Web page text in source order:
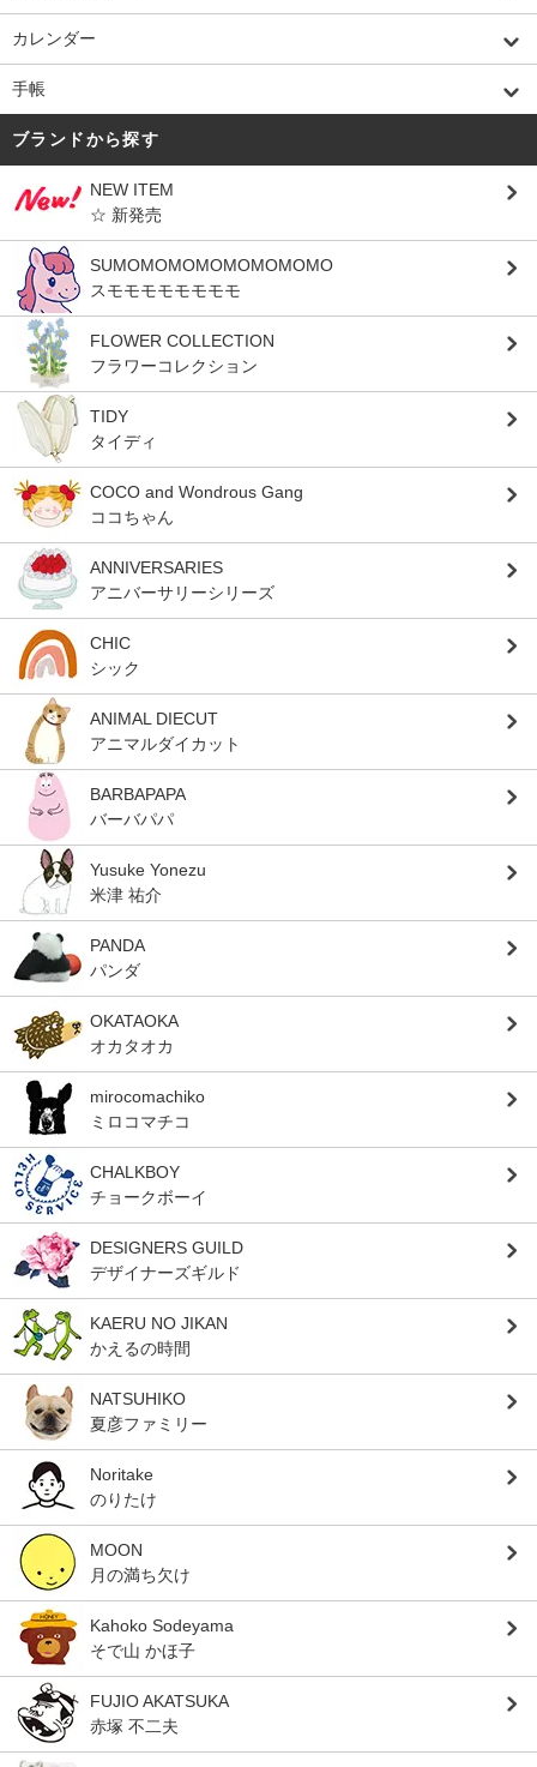
カレンダー
手帳
ブランドから探す
NEW ITEM
☆ 新発売
SUMOMOMOMOMOMOMOMO
スモモモモモモモモ
FLOWER COLLECTION
フラワーコレクション
TIDY
タイディ
COCO and Wondrous Gang
ココちゃん
ANNIVERSARIES
アニバーサリーシリーズ
CHIC
シック
ANIMAL DIECUT
アニマルダイカット
BARBAPAPA
バーバパパ
Yusuke Yonezu
米津 祐介
PANDA
パンダ
OKATAOKA
オカタオカ
mirocomachiko
ミロコマチコ
CHALKBOY
チョークボーイ
DESIGNERS GUILD
デザイナーズギルド
KAERU NO JIKAN
かえるの時間
NATSUHIKO
夏彦ファミリー
Noritake
のりたけ
MOON
月の満ち欠け
Kahoko Sodeyama
そで山 かほ子
FUJIO AKATSUKA
赤塚 不二夫